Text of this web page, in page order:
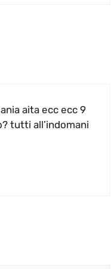
aita ecc ecc 9
tutti all’indomani